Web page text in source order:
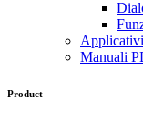
Manuali
Product